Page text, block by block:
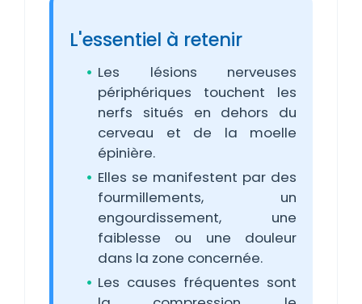
L'essentiel à retenir
Les lésions nerveuses
périphériques touchent les
nerfs situés en dehors du
cerveau et de la moelle
épinière.
Elles se manifestent par des
fourmillements, un
engourdissement, une
faiblesse ou une douleur
dans la zone concernée.
Les causes fréquentes sont